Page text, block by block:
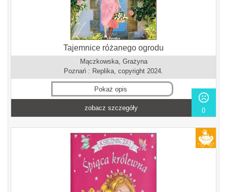
Tajemnice różanego ogrodu
Mączkowska, Grażyna
Poznań : Replika, copyright 2024.
Pokaż opis
0
zobacz szczegóły